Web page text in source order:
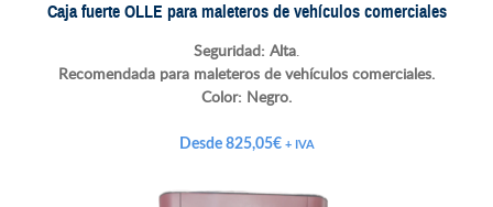
Caja fuerte OLLE para maleteros de vehículos comerciales
Seguridad: Alta.
Recomendada para maleteros de vehículos comerciales.
Color: Negro.
Desde825,05€ + IVA